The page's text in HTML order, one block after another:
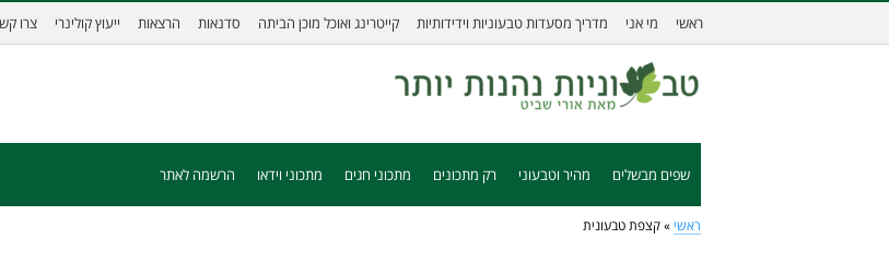
ראשי מי אני מדריך מסעדות טבעוניות וידידותיות קייטרינג ואוכל מוכן הביתה סדנאות הרצאות ייעוץ קולינרי צרו
שפים מבשלים מהיר וטבעוני רק מתכונים מתכוני חגים מתכוני וידאו הרשמה לאתר
ראשי » קצפת טבעונית